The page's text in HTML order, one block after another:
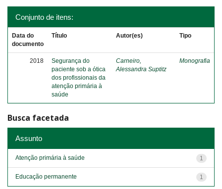
Conjunto de itens:
Data do
documento
Título Autor(es) Tipo
2018
Segurança do
paciente sob a ótica
dos profissionais da
atenção primária à
saúde
Carneiro,
Alessandra Suptitz
Monografia
Busca facetada
Assunto
1
Atenção primária à saúde
1
Educação permanente